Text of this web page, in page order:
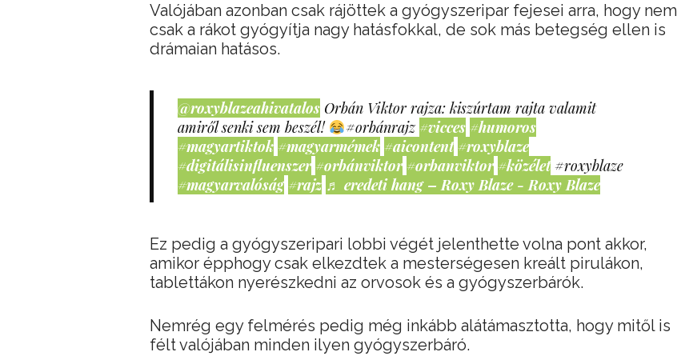
Valójában azonban csak rájöttek a gyógyszeripar fejesei arra, hogy nem
csak a rákot gyógyítja nagy hatásfokkal, de sok más betegség ellen is
drámaian hatásos.
@roxyblazeahivatalos Orbán Viktor rajza: kiszúrtam rajta valamit
amiről senki sem beszél!
#orbánrajz #vicces #humoros
#magyartiktok #magyarmémek #aicontent #roxyblaze
#digitálisinfluenszer #orbánviktor #orbanviktor #közélet #roxyblaze
#magyarvalóság #rajz ♬ eredeti hang – Roxy Blaze - Roxy Blaze
Ez pedig a gyógyszeripari lobbi végét jelenthette volna pont akkor,
amikor épphogy csak elkezdtek a mesterségesen kreált pirulákon,
tablettákon nyerészkedni az orvosok és a gyógyszerbárók.
Nemrég egy felmérés pedig még inkább alátámasztotta, hogy mitől is
félt valójában minden ilyen gyógyszerbáró.